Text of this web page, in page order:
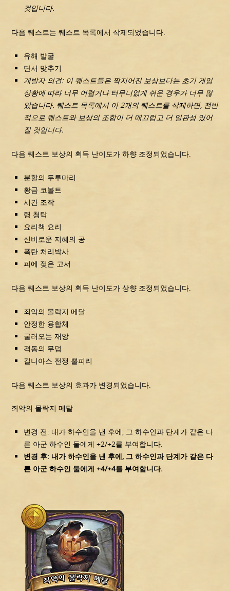
것입니다.
다음 퀘스트는 퀘스트 목록에서 삭제되었습니다.
유해 발굴
단서 맞추기
개발자 의견: 이 퀘스트들은 짝지어진 보상보다는 초기 게임
상황에 따라 너무 어렵거나 터무니없게 쉬운 경우가 너무 많
았습니다. 퀘스트 목록에서 이 2개의 퀘스트를 삭제하면, 전반
적으로 퀘스트와 보상의 조합이 더 매끄럽고 더 일관성 있어
질 것입니다.
다음 퀘스트 보상의 획득 난이도가 하향 조정되었습니다.
분할의 두루마리
황금 코볼트
시간 조작
령 청탁
요리책 요리
신비로운 지혜의 공
폭탄 처리박사
피에 젖은 고서
다음 퀘스트 보상의 획득 난이도가 상향 조정되었습니다.
죄악의 몰락지 메달
안정한 융합체
굴러오는 재앙
격동의 무덤
길니아스 전쟁 뿔피리
다음 퀘스트 보상의 효과가 변경되었습니다.
죄악의 몰락지 메달
변경 전: 내가 하수인을 낸 후에, 그 하수인과 단계가 같은 다
른 아군 하수인 둘에게 +2/+2를 부여합니다.
변경 후: 내가 하수인을 낸 후에, 그 하수인과 단계가 같은 다
른 아군 하수인 둘에게 +4/+4를 부여합니다.